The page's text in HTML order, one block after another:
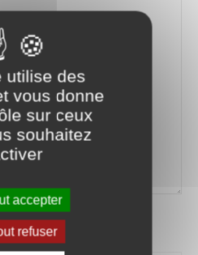
utilise des
vous donne
sur ceux
souhaitez
accepter
refuser